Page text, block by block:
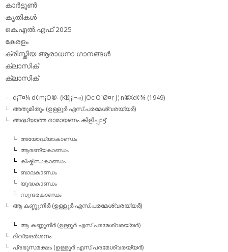
കാര്‍ട്ടൂണ്‍
കൃതികള്‍
കെ.എല്‍.എഫ് 2025
കേരളം
ക്രിസ്തീയ ആരാധനാ ഗാനങ്ങള്‍
ക്ലാസിക്‌
ക്ലാസിക്
d¡T¤¼ d¢m¡O®- (KßJ¡l¬«) jOc:O¹Ø¤r J¦n®Xd¢¾ (1949)
അതുമിതും (ഉള്ളൂര്‍ എസ്.പരമേശ്വരയ്യര്‍)
അദ്ധ്യാത്മ രാമായണം കിളിപ്പാട്ട്‌
അയോദ്ധ്യാകാണ്ഡം
ആരണ്യകാണ്ഡം
കിഷ്കിന്ധകാണ്ഡം
ബാലകാണ്ഡം
യൂദ്ധകാണ്ഡം
സുന്ദരകാണ്ഡം
ആ കണ്ണുനീര്‍ (ഉള്ളൂര്‍ എസ്.പരമേശ്വരയ്യര്‍)
ആ കണ്ണുനീര്‍ (ഉള്ളൂര്‍ എസ്.പരമേശ്വരയ്യര്‍)
ദിവ്യദര്‍ശനം
പ്രഭുസമക്ഷം (ഉള്ളൂര്‍ എസ്.പരമേശ്വരയ്യര്‍)